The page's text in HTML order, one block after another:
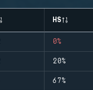
HS
0%
20%
67%